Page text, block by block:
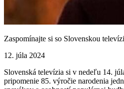
Zaspomínajte si so Slovenskou
12. júla 2024
Slovenská televízia si v nedeľu 14.
pripomenie 85. výročie narodenia